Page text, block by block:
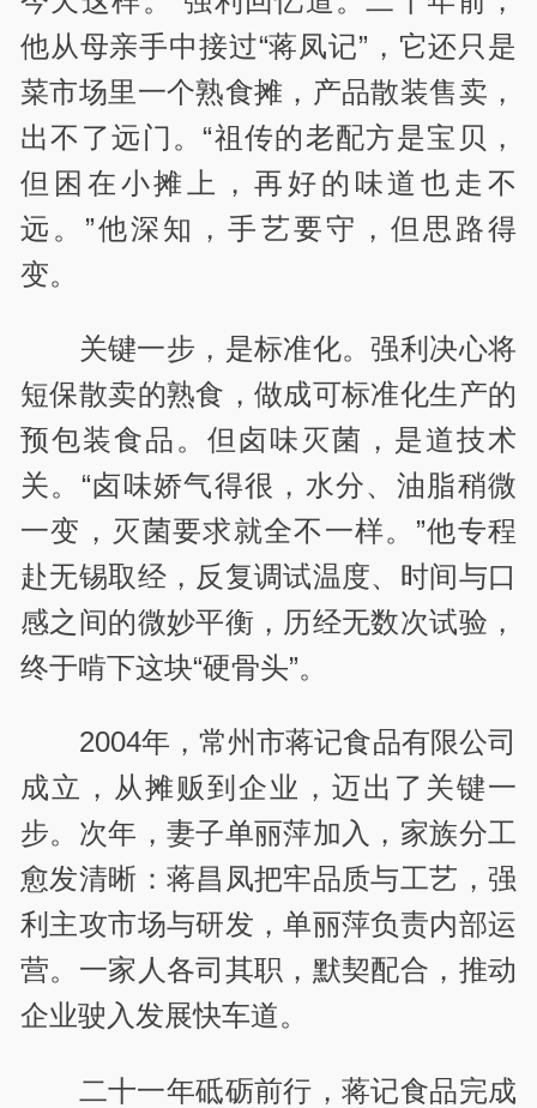
他从母亲手中接过“蒋凤记”，它还只是
菜市场里一个熟食摊，产品散装售卖，
出不了远门。“祖传的老配方是宝贝，
但困在小摊上，再好的味道也走不
远。”他深知，手艺要守，但思路得
变。
关键一步，是标准化。强利决心将
短保散卖的熟食，做成可标准化生产的
预包装食品。但卤味灭菌，是道技术
关。“卤味娇气得很，水分、油脂稍微
一变，灭菌要求就全不一样。”他专程
赴无锡取经，反复调试温度、时间与口
感之间的微妙平衡，历经无数次试验，
终于啃下这块“硬骨头”。
2004年，常州市蒋记食品有限公司
成立，从摊贩到企业，迈出了关键一
步。次年，妻子单丽萍加入，家族分工
愈发清晰：蒋昌凤把牢品质与工艺，强
利主攻市场与研发，单丽萍负责内部运
营。一家人各司其职，默契配合，推动
企业驶入发展快车道。
二十一年砥砺前行，蒋记食品完成